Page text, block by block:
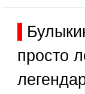
просто